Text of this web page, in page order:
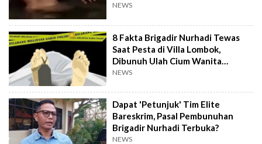
NEWS
8 Fakta Brigadir Nurhadi Tewas
Saat Pesta di Villa Lombok,
Dibunuh Ulah Cium Wanita
Sewaan Atasan?
NEWS
Dapat 'Petunjuk' Tim Elite
Bareskrim, Pasal Pembunuhan
Brigadir Nurhadi Terbuka?
NEWS